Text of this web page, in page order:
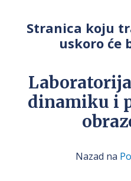
Stranica koju
uskoro će
dinamiku i
Nazad na